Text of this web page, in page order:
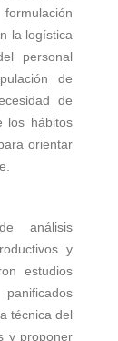
la logística
personal
de
de
los hábitos
orientar
análisis
y
estudios
técnica del
y proponer